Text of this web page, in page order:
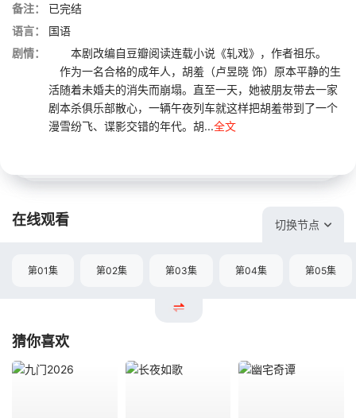
备注：
已完结
语言：
国语
剧情：
本剧改编自豆瓣阅读连载小说《轧戏》，作者祖乐。
作为一名合格的成年人，胡羞（卢昱晓 饰）原本平静的生
活随着未婚夫的消失而崩塌。直至一天，她被朋友带去一家
剧本杀俱乐部散心，一辆午夜列车就这样把胡羞带到了一个
漫雪纷飞、谍影交错的年代。胡...全文
在线观看 切换节点
第01集 第02集 第03集 第04集 第05集
猜你喜欢